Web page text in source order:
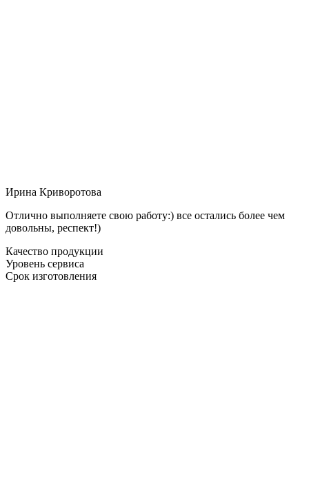
Ирина Криворотова
Отлично выполняете свою работу:) все остались более чем
довольны, респект!)
Качество продукции
Уровень сервиса
Срок изготовления